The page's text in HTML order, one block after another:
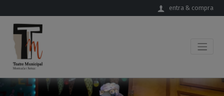
entra & compra